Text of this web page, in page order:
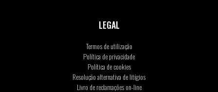
LEGAL
Termos de utilização
Política de privacidade
Política de cookies
Resolução alternativa de litígios
Livro de reclamações on-line